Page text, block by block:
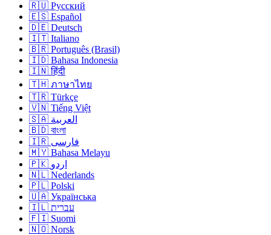
🇷🇺 Русский
🇪🇸 Español
🇩🇪 Deutsch
🇮🇹 Italiano
🇧🇷 Português (Brasil)
🇮🇩 Bahasa Indonesia
🇮🇳 हिंदी
🇹🇭 ภาษาไทย
🇹🇷 Türkçe
🇻🇳 Tiếng Việt
🇸🇦 العربية
🇧🇩 বাংলা
🇮🇷 فارسی
🇲🇾 Bahasa Melayu
🇵🇰 اردو
🇳🇱 Nederlands
🇵🇱 Polski
🇺🇦 Українська
🇮🇱 עברית
🇫🇮 Suomi
🇳🇴 Norsk